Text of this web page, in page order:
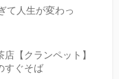
て人生が変わっ
【クランペット】
すぐそば